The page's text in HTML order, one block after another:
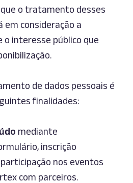
o tratamento desses
em consideração a
o interesse público que
de dados pessoais é
finalidades:
mediante
inscrição
nos eventos
com parceiros.